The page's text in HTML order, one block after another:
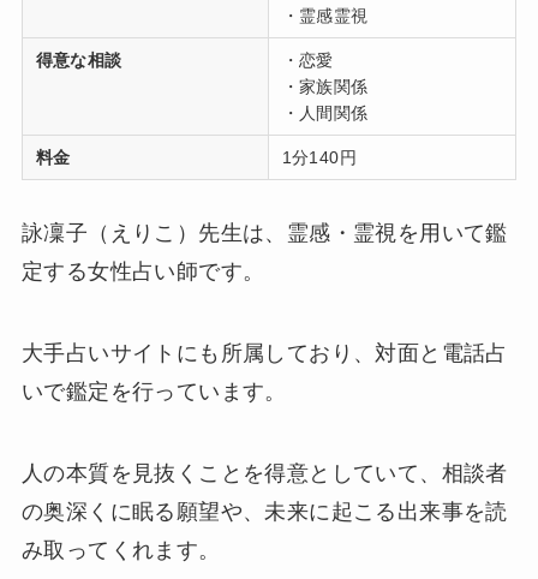
・霊感霊視
得意な相談
・恋愛
・家族関係
・人間関係
料金 1分140円
詠凜子（えりこ）先生は、霊感・霊視を用いて鑑
定する女性占い師です。
大手占いサイトにも所属しており、対面と電話占
いで鑑定を行っています。
人の本質を見抜くことを得意としていて、相談者
の奥深くに眠る願望や、未来に起こる出来事を読
み取ってくれます。